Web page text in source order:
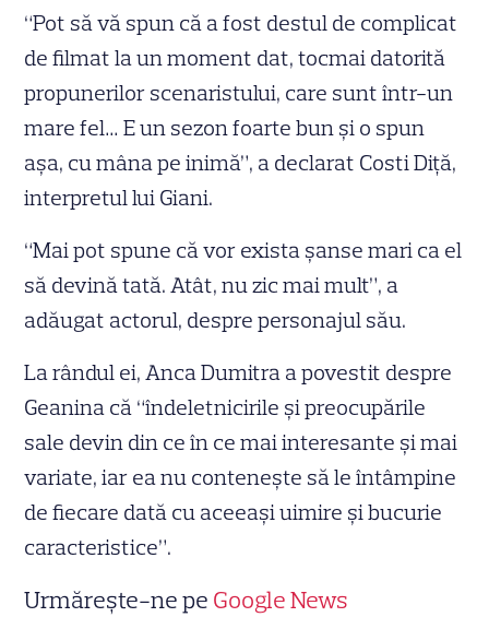
“Pot să vă spun că a fost destul de complicat
de filmat la un moment dat, tocmai datorită
propunerilor scenaristului, care sunt într-un
mare fel… E un sezon foarte bun şi o spun
aşa, cu mâna pe inimă”, a declarat Costi Diţă,
interpretul lui Giani.
“Mai pot spune că vor exista şanse mari ca el
să devină tată. Atât, nu zic mai mult”, a
adăugat actorul, despre personajul său.
La rândul ei, Anca Dumitra a povestit despre
Geanina că “îndeletnicirile şi preocupările
sale devin din ce în ce mai interesante şi mai
variate, iar ea nu conteneşte să le întâmpine
de fiecare dată cu aceeaşi uimire şi bucurie
caracteristice”.
Urmărește-ne pe Google News